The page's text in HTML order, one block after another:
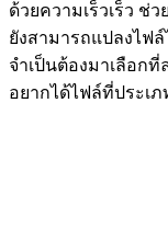
ด้วยความเร็วเร็ว ช่
ยังสามารถแปลงไฟ
จำเป็นต้องมาเลือก
อยากได้ไฟล์ที่ประเ